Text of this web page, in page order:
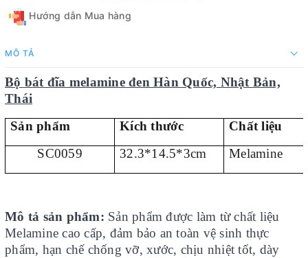
Hướng dẫn Mua hàng
MÔ TẢ
Bộ bát đĩa melamine đen Hàn Quốc, Nhật Bản,
Thái
Sản phẩm
Kích thước
Chất liệu
SC0059
32.3*14.5*3cm Melamine
Mô tả sản phẩm: Sản phẩm được làm từ chất liệu
Melamine cao cấp, đảm bảo an toàn vệ sinh thực
phẩm, hạn chế chống vỡ, xước, chịu nhiệt tốt, dày